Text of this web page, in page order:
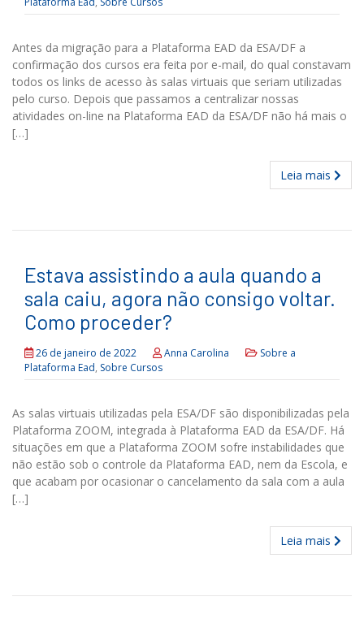
Antes da migração para a Plataforma EAD da ESA/DF a
confirmação dos cursos era feita por e-mail, do qual constavam
todos os links de acesso às salas virtuais que seriam utilizadas
pelo curso. Depois que passamos a centralizar nossas
atividades on-line na Plataforma EAD da ESA/DF não há mais o
[…]
Leia mais
Estava assistindo a aula quando a
sala caiu, agora não consigo voltar.
Como proceder?
26 de janeiro de 2022 Anna Carolina
Sobre a
Plataforma Ead, Sobre Cursos
As salas virtuais utilizadas pela ESA/DF são disponibilizadas pela
Plataforma ZOOM, integrada à Plataforma EAD da ESA/DF. Há
situações em que a Plataforma ZOOM sofre instabilidades que
não estão sob o controle da Plataforma EAD, nem da Escola, e
que acabam por ocasionar o cancelamento da sala com a aula
[…]
Leia mais